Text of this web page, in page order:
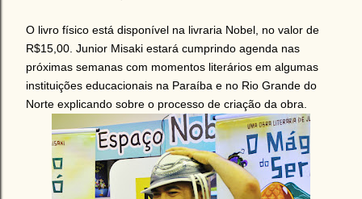
O livro físico está disponível na livraria Nobel, no valor de
R$15,00. Junior Misaki estará cumprindo agenda nas
próximas semanas com momentos literários em algumas
instituições educacionais na Paraíba e no Rio Grande do
Norte explicando sobre o processo de criação da obra.